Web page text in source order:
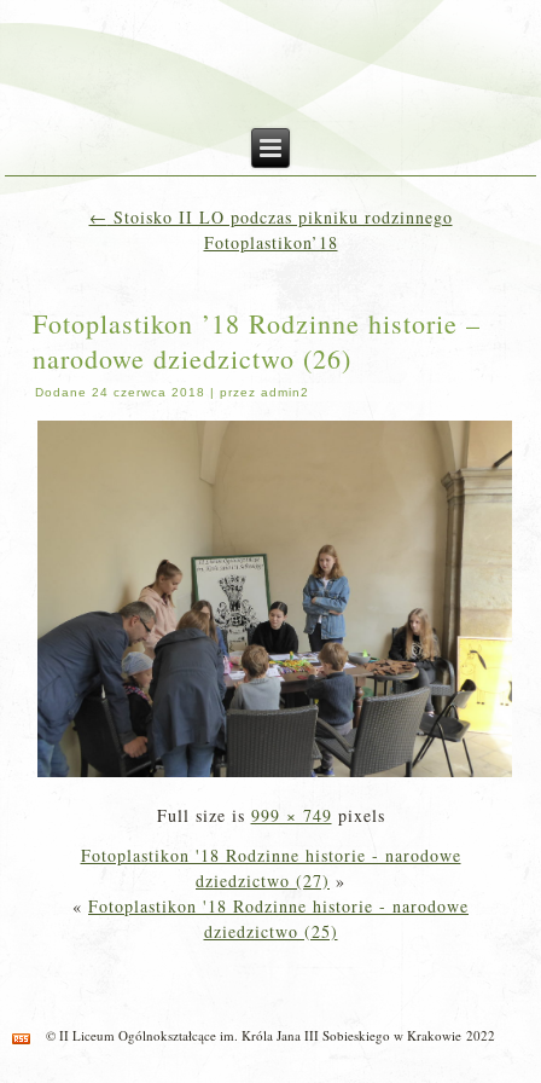
← Stoisko II LO podczas pikniku rodzinnego
Fotoplastikon’18
Fotoplastikon ’18 Rodzinne historie –
narodowe dziedzictwo (26)
Dodane 24 czerwca 2018 |przez admin2
Full size is 999 × 749 pixels
Fotoplastikon '18 Rodzinne historie - narodowe
dziedzictwo (27) »
« Fotoplastikon '18 Rodzinne historie - narodowe
dziedzictwo (25)
© II Liceum Ogólnokształcące im. Króla Jana III Sobieskiego w Krakowie 2022